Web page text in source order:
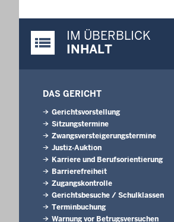
Justiz-Portal im Überblick:
IM ÜBERBLICK
INHALT
DAS GERICHT
Gerichtsvorstellung
Sitzungstermine
Zwangsversteigerungs­termine
Justiz-Auktion
Karriere und Berufsorientierung
Barrierefreiheit
Zugangskontrolle
Gerichtsbesuche / Schulklassen
Terminbuchung
Warnung vor Betrugsversuchen